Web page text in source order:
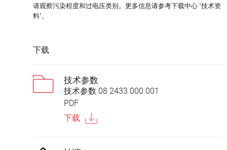
请观察污染程度和过电压类别。更多信息请参考下载中心 "技术资
料"。
下载
技术参数
技术参数 08 2433 000 001
PDF
下载